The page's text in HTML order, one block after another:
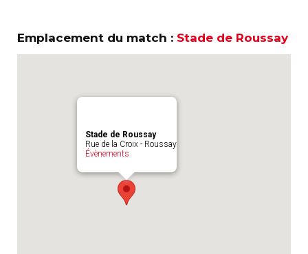
Emplacement du match : Stade de Roussay
Stade de Roussay
Rue de la Croix - Roussay
Évènements